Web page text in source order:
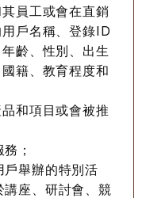
員工或會在直銷
戶名稱、登錄ID
齡、性別、出生
籍、教育程度和
和項目或會被推
；
舉辦的特別活
座、研討會、競